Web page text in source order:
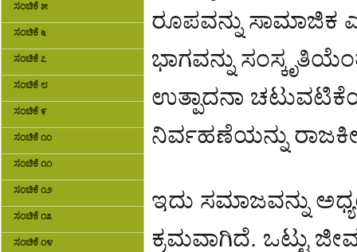
ಸಂಚಿಕೆ ೫
ಸಂಚಿಕೆ ೬
ಸಂಚಿಕೆ ೭
ಸಂಚಿಕೆ ೮
ಸಂಚಿಕೆ ೯
ಸಂಚಿಕೆ ೧೦
ಸಂಚಿಕೆ ೧೧
ಸಂಚಿಕೆ ೧೨
ಸಂಚಿಕೆ ೧೩
ಸಂಚಿಕೆ ೧೪
ರೂಪವನ್ನು
ಭಾಗವನ್ನು
ಉತ್ಪಾದನಾ
ನಿರ್ವಹಣೆಯನ್ನು
ಇದು ಸಮಾಜವನ್ನು
ಕ್ರಮವಾಗಿದೆ. ಒಟ್ಟು